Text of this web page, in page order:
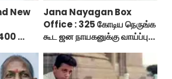
New
கோடி
Jana Nayagan Box
Office : 325 கோடிய நெருங்க
கூட ஜன நாயகனுக்கு வாய்ப்பு